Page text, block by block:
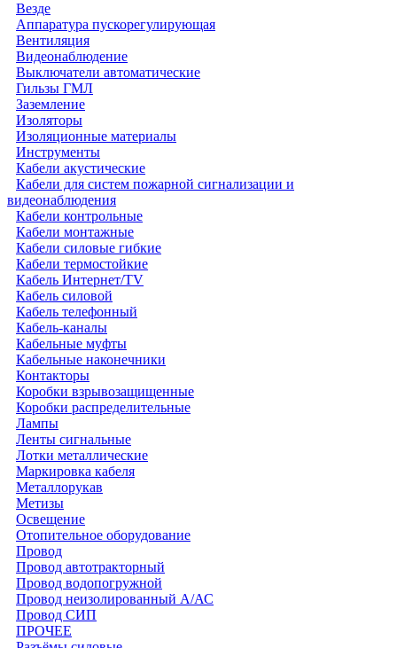
Везде
Аппаратура пускорегулирующая
Вентиляция
Видеонаблюдение
Выключатели автоматические
Гильзы ГМЛ
Заземление
Изоляторы
Изоляционные материалы
Инструменты
Кабели акустические
Кабели для систем пожарной сигнализации и
видеонаблюдения
Кабели контрольные
Кабели монтажные
Кабели силовые гибкие
Кабели термостойкие
Кабель Интернет/TV
Кабель силовой
Кабель телефонный
Кабель-каналы
Кабельные муфты
Кабельные наконечники
Контакторы
Коробки взрывозащищенные
Коробки распределительные
Лампы
Ленты сигнальные
Лотки металлические
Маркировка кабеля
Металлорукав
Метизы
Освещение
Отопительное оборудование
Провод
Провод автотракторный
Провод водопогружной
Провод неизолированный А/АС
Провод СИП
ПРОЧЕЕ